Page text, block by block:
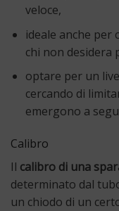
veloce,
ideale anche per
chi non desidera
optare per un
cercando di
emergono a
Calibro
Il calibro di una
determinato dal
un chiodo di un